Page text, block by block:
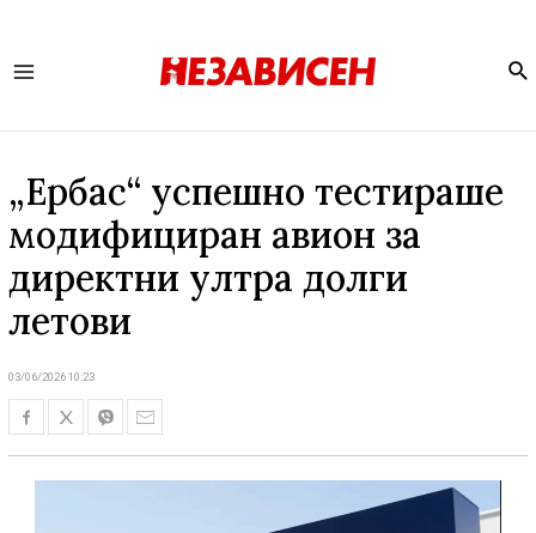
„Ербас“ успешно тестираше
модифициран авион за
директни ултра долги
летови
03/06/2026 10:23